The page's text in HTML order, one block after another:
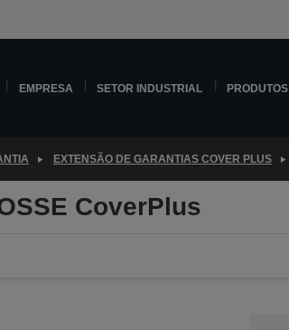
EMPRESA SETOR INDUSTRIAL PRODUTOS
EXTENSÃO DE GARANTIAS COVER PLUS
CoverPlus